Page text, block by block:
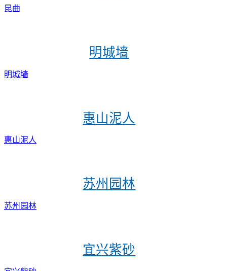
昆曲
明城墙
明城墙
惠山泥人
惠山泥人
苏州园林
苏州园林
宜兴紫砂